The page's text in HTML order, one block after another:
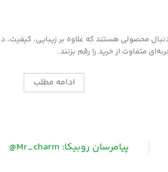
محصولی هستند که علاوه بر زیبایی، کیفیت،
متفاوت از خرید را رقم بزنند.
ادامه مطلب
پیامرسان روبیکا: Mr_charm@